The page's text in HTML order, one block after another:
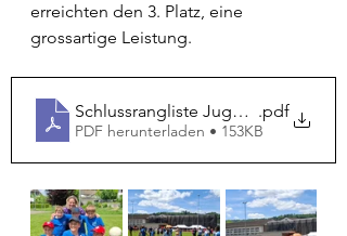
erreichten den 3. Platz, eine
grossartige Leistung.
Schlussrangliste Jugend SoMe
.pdf
PDF herunterladen • 153KB